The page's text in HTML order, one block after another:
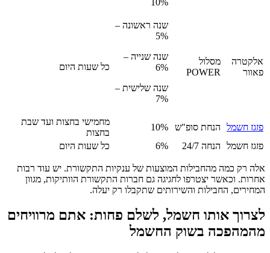
אלקטרה
פאוור
מסלול
POWER
שנה ראשונה –
5%
שנה שנייה –
6%
שנה שלישית –
7%
כל שעות היום
פזגז חשמל הנחת סופ"ש 10%
מחמישי בחצות ועד שבת
בחצות
פזגז חשמל
הנחה 24/7 6% כל שעות היום
אלה רק כמה מהחבילות המוצעות של ענקיות התקשורת. יש עוד רבות
אחרות. וכאשר יצטרפו לחגיגה גם חברות התקשורת הוותיקות, מגוון
המחירים, החבילות והשירותים שתקבלו רק יעלה.
לצרוך אותו חשמל, לשלם פחות: אתם מרוויחים
מהמהפכה בשוק החשמל